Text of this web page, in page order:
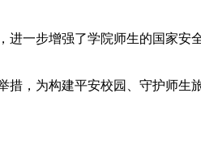
步增强了学院师生的国家安
，为构建平安校园、守护师生